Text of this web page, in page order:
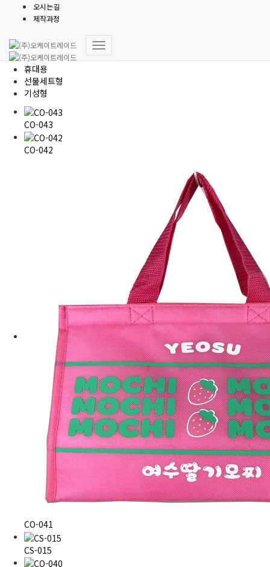
오시는길
제작과정
내
보냉백
전체
휴대용
선물세트형
기성형
CO-043
CO-042
CO-041
CS-015